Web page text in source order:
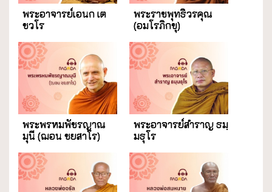
พระอาจารย์เอนก เต
ชวโร
พระราชพุทธิวรคุณ
(อมโรภิกขุ)
พระพรหมพัชรญาณ
มุนี (ฌอน ชยสาโร)
พระอาจารย์สำราญ ธมฺ
มธุโร